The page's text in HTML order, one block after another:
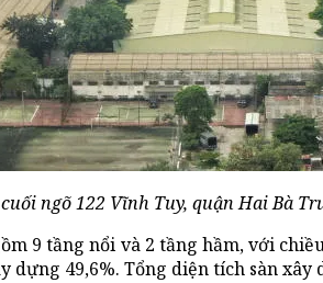
ngõ 122 Vĩnh Tuy, quận Hai Bà
9 tầng nổi và 2 tầng hầm, với
dựng 49,6%. Tổng diện tích sàn xây